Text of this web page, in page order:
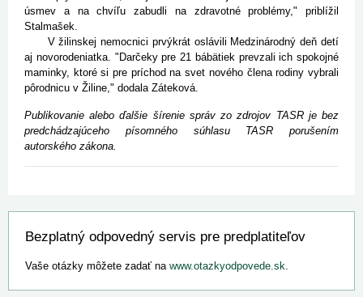
úsmev a na chvíľu zabudli na zdravotné problémy," priblížil
Stalmašek.
V žilinskej nemocnici prvýkrát oslávili Medzinárodný deň detí
aj novorodeniatka. "Darčeky pre 21 bábätiek prevzali ich spokojné
maminky, ktoré si pre príchod na svet nového člena rodiny vybrali
pôrodnicu v Žiline," dodala Záteková.
Publikovanie alebo ďalšie šírenie správ zo zdrojov TASR je bez
predchádzajúceho písomného súhlasu TASR porušením
autorského zákona.
Bezplatný odpovedný servis pre predplatiteľov
Vaše otázky môžete zadať na www.otazkyodpovede.sk.